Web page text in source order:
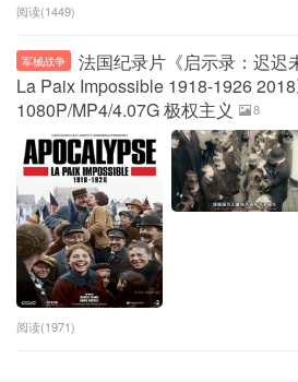
阅读(1449)
军械战争
法国纪录片《启示录：迟迟
La Paix Impossible 1918-1926
1080P/MP4/4.07G 极权主义
8
阅读(1971)